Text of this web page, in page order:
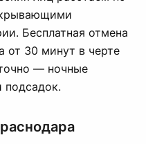
Бесплатная отмена
от 30 минут в черте
— ночные
подсадок.